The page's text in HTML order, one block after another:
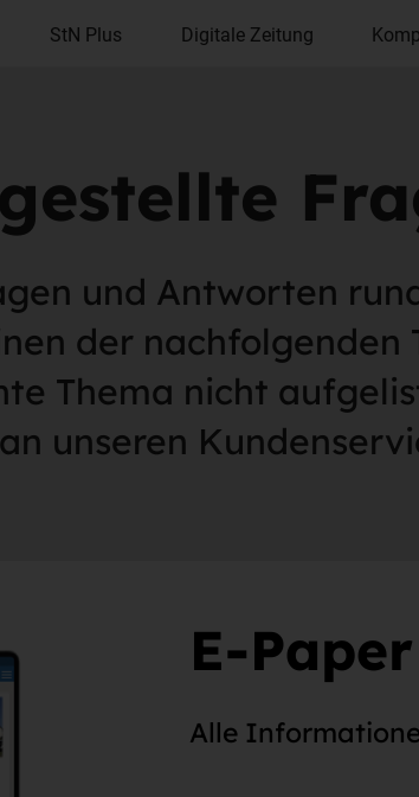
StN Plus Digitale Zeitung
und Antworten
der nachfolgenden
Thema nicht
unseren
E-
Alle